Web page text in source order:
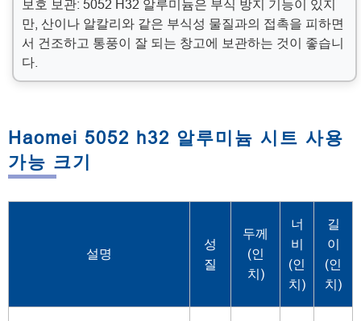
보호 보관: 5052 H32 알루미늄은 부식 방지 기능이 있지
만, 산이나 알칼리와 같은 부식성 물질과의 접촉을 피하면
서 건조하고 통풍이 잘 되는 창고에 보관하는 것이 좋습니
다.
Haomei 5052 h32 알루미늄 시트 사용
가능 크기
설명
성
질
두께
(인
치)
너
비
(인
치)
길
이
(인
치)